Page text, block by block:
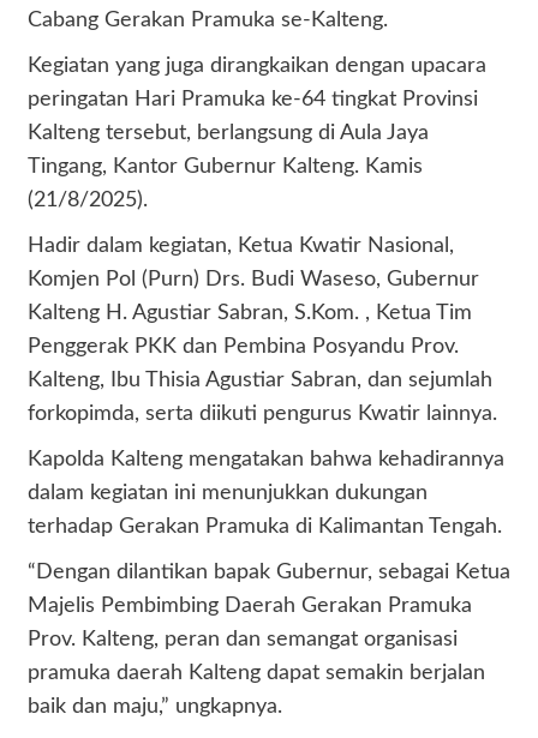
Cabang Gerakan Pramuka se-Kalteng.
Kegiatan yang juga dirangkaikan dengan upacara
peringatan Hari Pramuka ke-64 tingkat Provinsi
Kalteng tersebut, berlangsung di Aula Jaya
Tingang, Kantor Gubernur Kalteng. Kamis
(21/8/2025).
Hadir dalam kegiatan, Ketua Kwatir Nasional,
Komjen Pol (Purn) Drs. Budi Waseso, Gubernur
Kalteng H. Agustiar Sabran, S.Kom. , Ketua Tim
Penggerak PKK dan Pembina Posyandu Prov.
Kalteng, Ibu Thisia Agustiar Sabran, dan sejumlah
forkopimda, serta diikuti pengurus Kwatir lainnya.
Kapolda Kalteng mengatakan bahwa kehadirannya
dalam kegiatan ini menunjukkan dukungan
terhadap Gerakan Pramuka di Kalimantan Tengah.
“Dengan dilantikan bapak Gubernur, sebagai Ketua
Majelis Pembimbing Daerah Gerakan Pramuka
Prov. Kalteng, peran dan semangat organisasi
pramuka daerah Kalteng dapat semakin berjalan
baik dan maju,” ungkapnya.